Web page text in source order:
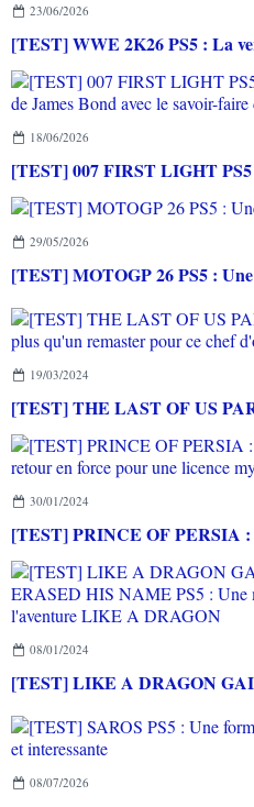
23/06/2026
18/06/2026
29/05/2026
[TEST] MOTOGP 26 PS5 :
19/03/2024
30/01/2024
08/01/2024
08/07/2026